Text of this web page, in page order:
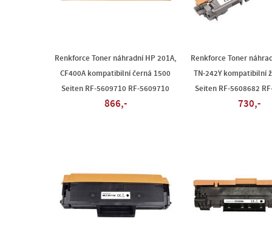
Renkforce Toner náhradní HP 201A,
CF400A kompatibilní černá 1500
Seiten RF-5609710 RF-5609710
866,-
Renkforce Toner
TN-242Y kompatibilní
Seiten RF-5608682
730,-